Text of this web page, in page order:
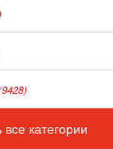
все категории